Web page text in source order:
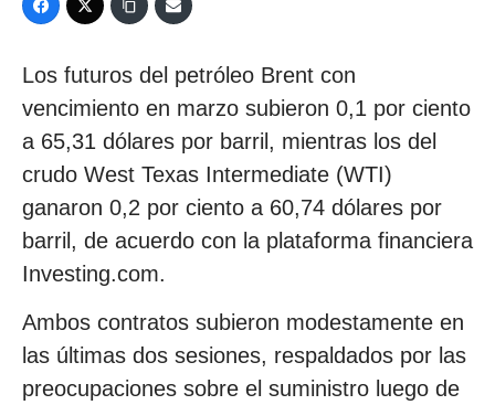
Los futuros del petróleo Brent con
vencimiento en marzo subieron 0,1 por ciento
a 65,31 dólares por barril, mientras los del
crudo West Texas Intermediate (WTI)
ganaron 0,2 por ciento a 60,74 dólares por
barril, de acuerdo con la plataforma financiera
Investing.com.
Ambos contratos subieron modestamente en
las últimas dos sesiones, respaldados por las
preocupaciones sobre el suministro luego de